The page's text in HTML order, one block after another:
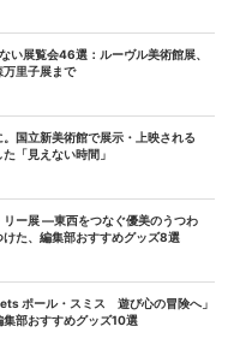
い展覧会46選：ルーヴル美術館展、
万里子展まで
国立新美術館で展示・上映される
「見えない時間」
リー展 ―東西をつなぐ優美のうつわ
た、編集部おすすめグッズ8選
ポール・スミス 遊び心の冒険へ」
集部おすすめグッズ10選